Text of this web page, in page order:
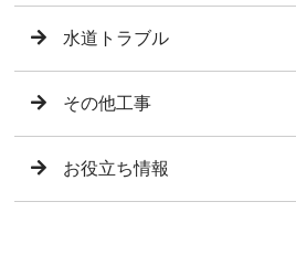
水道トラブル
その他工事
お役立ち情報